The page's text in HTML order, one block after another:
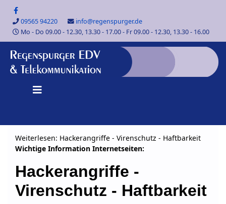
09565 94220
info@regenspurger.de
Mo - Do 09.00 - 12.30, 13.30 - 17.00 - Fr 09.00 - 12.30, 13.30 - 16.00
Wichtige Information Internetseiten:
Hackerangriffe -
Virenschutz - Haftbarkeit
Weiterlesen: Hackerangriffe - Virenschutz - Haftbarkeit